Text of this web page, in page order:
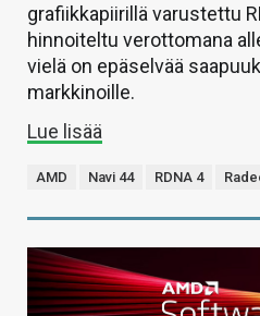
grafiikkapiirillä varustettu
hinnoiteltu verottomana
vielä on epäselvää
markkinoille.
Lue lisää
AMD Navi 44 RDNA 4